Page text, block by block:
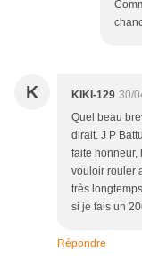
K KIKI-129 30/
Quel beau
dirait. J P
faite honneur,
vouloir rouler
très
si je fais un
Répondre